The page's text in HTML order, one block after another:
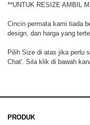
**UNTUK RESIZE AMBIL
Cincin permata kami tiada
design, dan harga yang
Pilih Size di atas jika perlu
Chat'. Sila klik di bawah
PRODUK